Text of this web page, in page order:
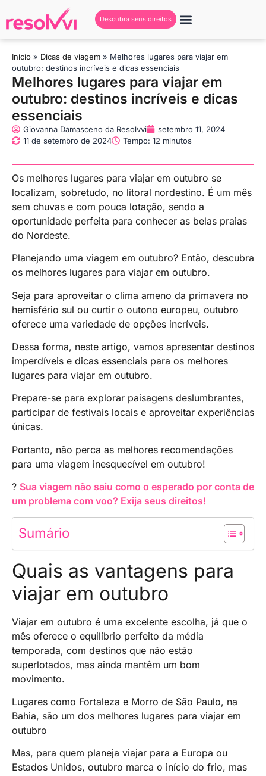
Descubra seus direitos
Início » Dicas de viagem » Melhores lugares para viajar em
outubro: destinos incríveis e dicas essenciais
Melhores lugares para viajar em
outubro: destinos incríveis e dicas
essenciais
Giovanna Damasceno da Resolvvi
setembro 11, 2024
11 de setembro de 2024
Tempo: 12 minutos
Os melhores lugares para viajar em outubro se
localizam, sobretudo, no litoral nordestino. É um mês
sem chuvas e com pouca lotação, sendo a
oportunidade perfeita para conhecer as belas praias
do Nordeste.
Planejando uma viagem em outubro? Então, descubra
os melhores lugares para viajar em outubro.
Seja para aproveitar o clima ameno da primavera no
hemisfério sul ou curtir o outono europeu, outubro
oferece uma variedade de opções incríveis.
Dessa forma, neste artigo, vamos apresentar destinos
imperdíveis e dicas essenciais para os melhores
lugares para viajar em outubro.
Prepare-se para explorar paisagens deslumbrantes,
participar de festivais locais e aproveitar experiências
únicas.
Portanto, não perca as melhores recomendações
para uma viagem inesquecível em outubro!
? Sua viagem não saiu como o esperado por conta de
um problema com voo? Exija seus direitos!
Sumário
Quais as vantagens para
viajar em outubro
Viajar em outubro é uma excelente escolha, já que o
mês oferece o equilíbrio perfeito da média
temporada, com destinos que não estão
superlotados, mas ainda mantêm um bom
movimento.
Lugares como Fortaleza e Morro de São Paulo, na
Bahia, são um dos melhores lugares para viajar em
outubro
Mas, para quem planeja viajar para a Europa ou
Estados Unidos, outubro marca o início do frio, mas